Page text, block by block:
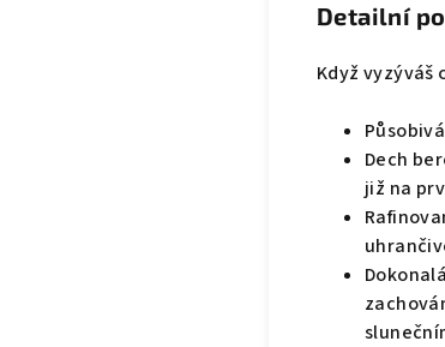
Detailní
Když vyzýváš
Dech
již na